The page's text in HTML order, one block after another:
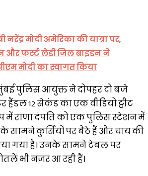
नरेंद्र मोदी अमेरिका की यात्रा पर,
और फर्स्ट लेडी जिल बाइडन ने
मोदी का स्वागत किया
पुलिस आयुक्त ने दोपहर दो बजे
हैंडल 12 सेकंड का एक वीडियो ट्वीट
में राणा दंपति को एक पुलिस स्टेशन में
सामने कुर्सियों पर बैठे हैं और चाय की
गया है। उनके सामने टेबल पर
भी नजर आ रही हैं।